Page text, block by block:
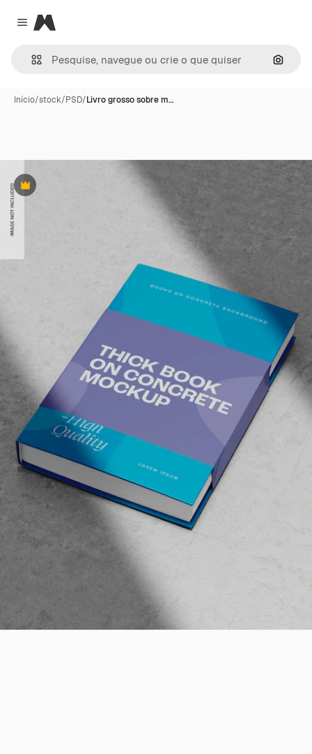
Close menu
Magnific
Início/stock/PSD/Livro grosso sobre m…
Premium